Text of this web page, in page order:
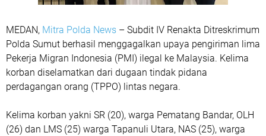
MEDAN, Mitra Polda News – Subdit IV Renakta Ditreskrimum
Polda Sumut berhasil menggagalkan upaya pengiriman lima
Pekerja Migran Indonesia (PMI) ilegal ke Malaysia. Kelima
korban diselamatkan dari dugaan tindak pidana
perdagangan orang (TPPO) lintas negara.
Kelima korban yakni SR (20), warga Pematang Bandar, OLH
(26) dan LMS (25) warga Tapanuli Utara, NAS (25), warga